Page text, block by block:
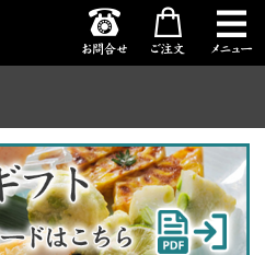
お問い合わせご注文